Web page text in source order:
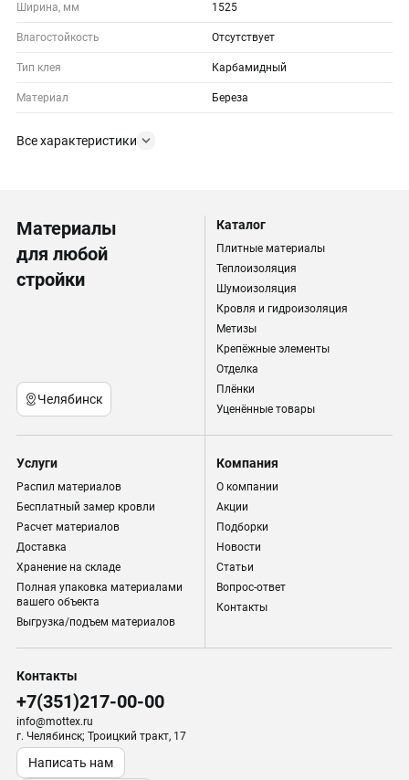
Ширина, мм 1525
Влагостойкость Отсутствует
Тип клея Карбамидный
Материал Береза
Все характеристики
Материалы
для любой
стройки
Челябинск
Каталог
Плитные материалы
Теплоизоляция
Шумоизоляция
Кровля и гидроизоляция
Метизы
Крепёжные элементы
Отделка
Плёнки
Уценённые товары
Услуги
Распил материалов
Бесплатный замер кровли
Расчет материалов
Доставка
Хранение на складе
Полная упаковка материалами
вашего объекта
Выгрузка/подъем материалов
Компания
О компании
Акции
Подборки
Новости
Статьи
Вопрос-ответ
Контакты
Контакты
+7(351)217-00-00
info@mottex.ru
г. Челябинск; Троицкий тракт, 17
Написать нам